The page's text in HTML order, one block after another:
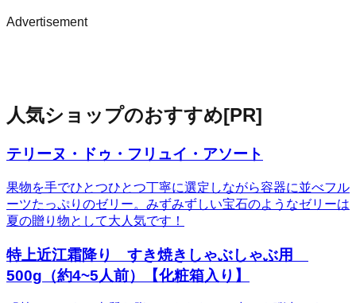
Advertisement
人気ショップのおすすめ[PR]
テリーヌ・ドゥ・フリュイ・アソート
果物を手でひとつひとつ丁寧に選定しながら容器に並べフル
ーツたっぷりのゼリー。みずみずしい宝石のようなゼリーは
夏の贈り物として大人気です！
特上近江霜降り すき焼きしゃぶしゃぶ用
500g（約4~5人前）【化粧箱入り】